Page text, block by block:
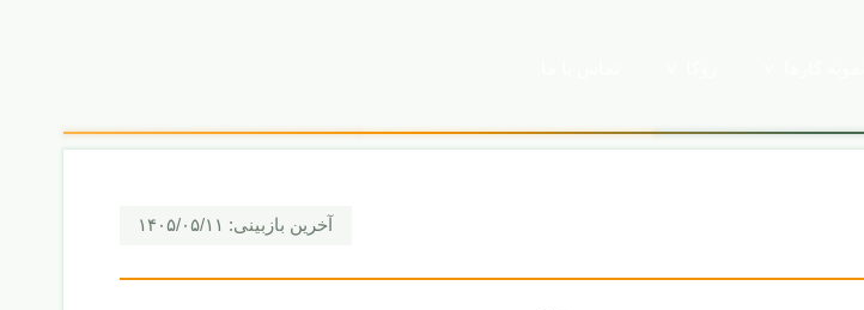
آخرین بازبینی: ۱۴۰۵/۰۵/۱۱